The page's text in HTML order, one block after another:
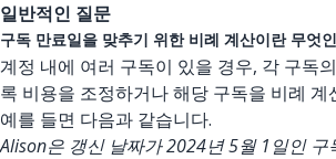
일반적인 질문
구독 만료일을 맞추기 위한 비례 계산이란 무엇
계정 내에 여러 구독이 있을 경우, 각 구독
록 비용을 조정하거나 해당 구독을 비례 계
예를 들면 다음과 같습니다.
Alison은 갱신 날짜가 2024년 5월 1일인